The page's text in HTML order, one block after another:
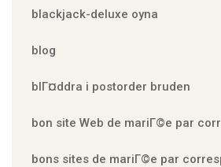
blackjack-deluxe oyna
blog
blГ¤ddra i postorder bruden
bon site Web de mariГ©e par
bons sites de mariГ©e par